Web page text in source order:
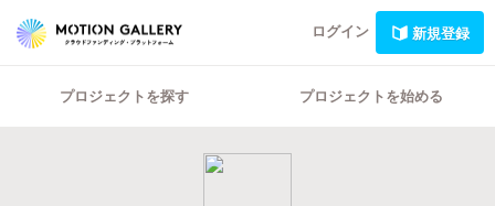
ログイン 新規登録
プロジェクトを探す プロジェクトを始める